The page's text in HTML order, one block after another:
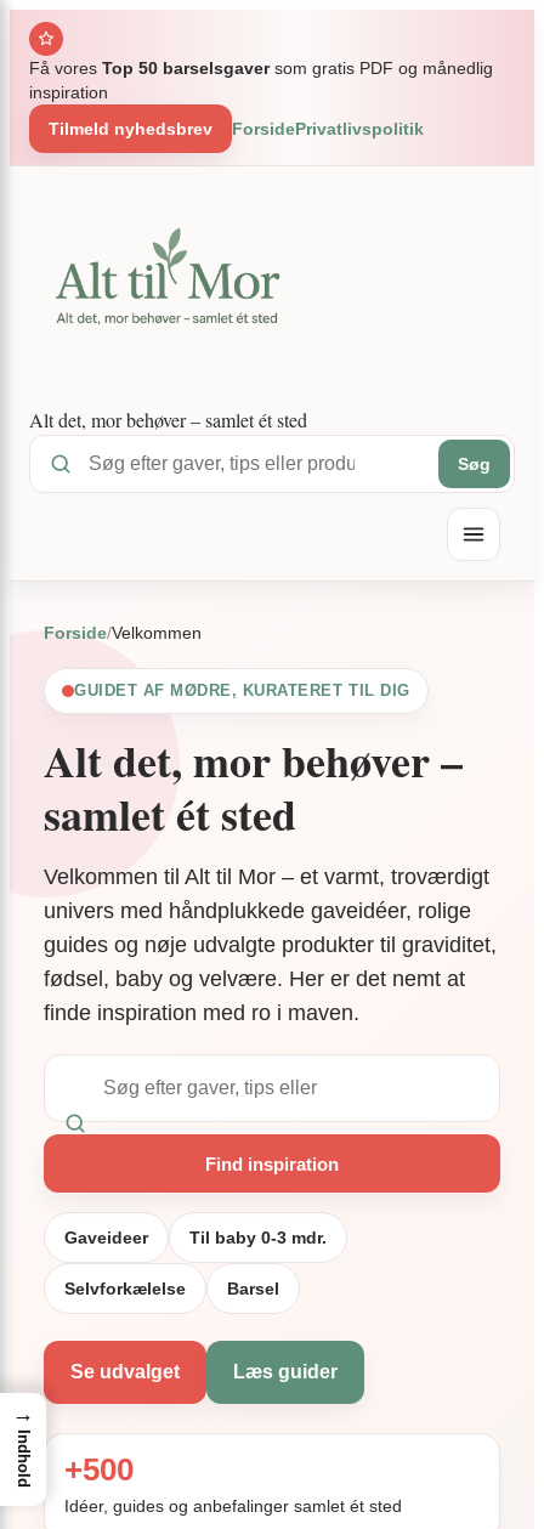
Spring
indhold
Få vores Top 50 barselsgaversom gratis PDF og månedlig
inspiration
Tilmeld nyhedsbrev
ForsidePrivatlivspolitik
Alt det, mor behøver – samlet ét sted
Søg
Forside/Velkommen
GUIDET AF MØDRE, KURATERET TIL DIG
Alt det, mor behøver –
samlet ét sted
Velkommen til Alt til Mor – et varmt, troværdigt
univers med håndplukkede gaveidéer, rolige
guides og nøje udvalgte produkter til graviditet,
fødsel, baby og velvære. Her er det nemt at
finde inspiration med ro i maven.
Find inspiration
Gaveideer Til baby 0-3 mdr.
Selvforkælelse Barsel
Se udvalget Læs guider
+500
Idéer, guides og anbefalinger samlet ét sted
→
Indhold